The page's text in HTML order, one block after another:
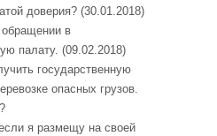
доверия? (30.01.2018)
в
палату. (09.02.2018)
государственную
опасных грузов.
я размещу на своей